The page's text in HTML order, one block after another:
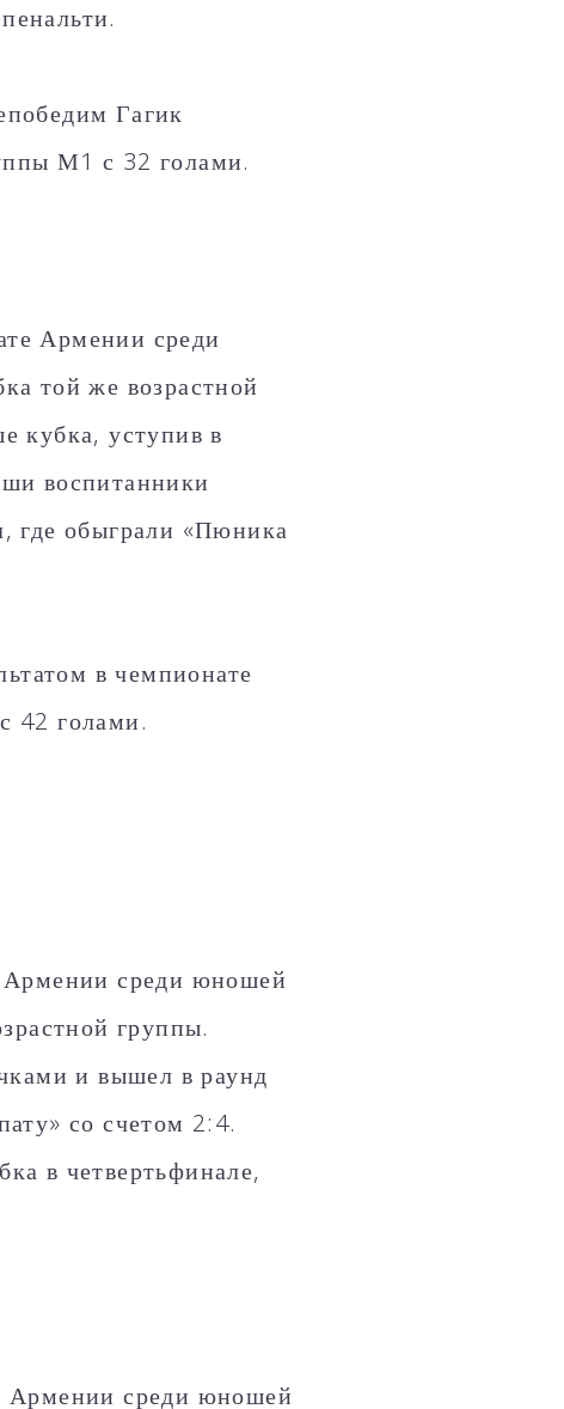
Гагик
М1 с 32 голами.
Армении среди
той же возрастной
кубка, уступив в
воспитанники
где обыграли «Пюника
в чемпионате
42 голами.
Армении среди юношей
группы.
и вышел в раунд
со счетом 2:4.
в четвертьфинале,
Армении среди юношей